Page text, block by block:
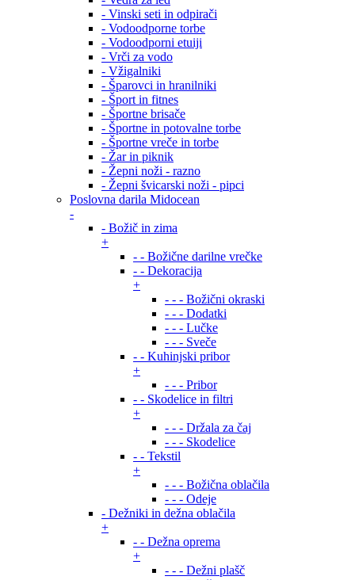
- Vinski seti in odpirači
- Vodoodporne torbe
- Vodoodporni etuiji
- Vrči za vodo
- Vžigalniki
- Šparovci in hranilniki
- Šport in fitnes
- Športne brisače
- Športne in potovalne torbe
- Športne vreče in torbe
- Žar in piknik
- Žepni noži - razno
- Žepni švicarski noži - pipci
Poslovna darila Midocean
-
- Božič in zima
+
- - Božične darilne vrečke
- - Dekoracija
+
- - - Božični okraski
- - - Dodatki
- - - Lučke
- - - Sveče
- - Kuhinjski pribor
+
- - - Pribor
- - Skodelice in filtri
+
- - - Držala za čaj
- - - Skodelice
- - Tekstil
+
- - - Božična oblačila
- - - Odeje
- Dežniki in dežna oblačila
+
- - Dežna oprema
+
- - - Dežni plašč